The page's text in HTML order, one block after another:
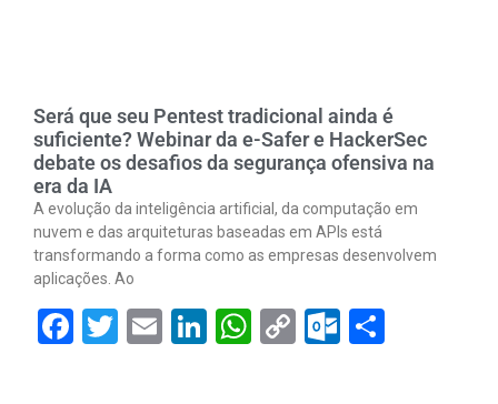
Será que seu Pentest tradicional ainda é
suficiente? Webinar da e-Safer e HackerSec
debate os desafios da segurança ofensiva na
era da IA
A evolução da inteligência artificial, da computação em
nuvem e das arquiteturas baseadas em APIs está
transformando a forma como as empresas desenvolvem
aplicações. Ao
Facebook
Twitter
EmailLinkedIn
WhatsApp
Copy